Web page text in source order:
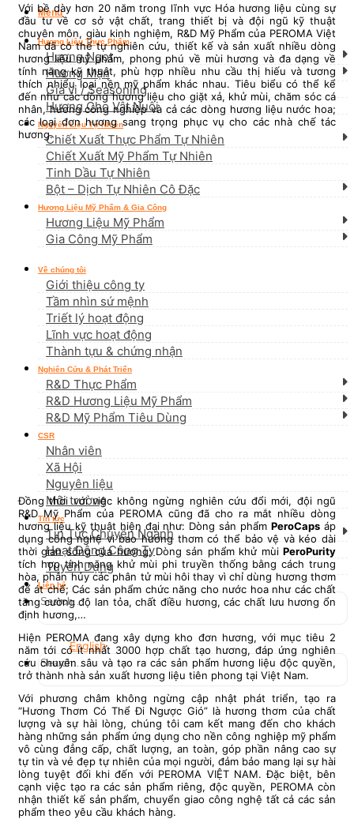
Menu
Hương Liệu Thực Phẩm
Hương Ngọt
Hương Mặn
Gia vị / Seasoning
Hương Cho Vật Nuôi
Nguyên Liệu Tự Nhiên
Chiết Xuất Thực Phẩm Tự Nhiên
Chiết Xuất Mỹ Phẩm Tự Nhiên
Tinh Dầu Tự Nhiên
Bột – Dịch Tự Nhiên Cô Đặc
Hương Liệu Mỹ Phẩm & Gia Công
Hương Liệu Mỹ Phẩm
Gia Công Mỹ Phẩm
Về chúng tôi
Giới thiệu công ty
Tầm nhìn sứ mệnh
Triết lý hoạt động
Lĩnh vực hoạt động
Thành tựu & chứng nhận
Nghiên Cứu & Phát Triển
R&D Thực Phẩm
R&D Hương Liệu Mỹ Phẩm
R&D Mỹ Phẩm Tiêu Dùng
CSR
Nhân viên
Xã Hội
Nguyên liệu
Môi trường
Tin tức
Tin Tức Chuyên Ngành
Hoạt Động Công Ty
Tuyển Dụng
Liên hệ
English
Với bề dày hơn 20 năm trong lĩnh vực Hóa hương liệu cùng sự
đầu tư về cơ sở vật chất, trang thiết bị và đội ngũ kỹ thuật
chuyên môn, giàu kinh nghiệm, R&D Mỹ Phẩm của PEROMA Việt
Nam đã có thể tự nghiên cứu, thiết kế và sản xuất nhiều dòng
hương liệu mỹ phẩm, phong phú về mùi hương và đa dạng về
tính năng kỹ thuật, phù hợp nhiều nhu cầu thị hiếu và tương
thích nhiểu loại nền mỹ phẩm khác nhau. Tiêu biểu có thể kể
đến như các dòng hương liệu cho giặt xả, khử mùi, chăm sóc cá
nhân, hương công nghiệp và cả các dòng hương liệu nước hoa;
các loại đơn hương sang trọng phục vụ cho các nhà chế tác
hương.
Đồng thời với việc không ngừng nghiên cứu đổi mới, đội ngũ
R&D Mỹ Phẩm của PEROMA cũng đã cho ra mắt nhiều dòng
hương liệu kỹ thuật hiện đại như: Dòng sản phẩmPeroCaps áp
dụng công nghệ vi bao hương thơm có thể bảo vệ và kéo dài
thời gian sống của hương; Dòng sản phẩm khử mùi PeroPurity
tích hợp tính năng khử mùi phi truyền thống bằng cách trung
hòa, phân hủy các phân tử mùi hôi thay vì chỉ dùng hương thơm
để át chế; Các sản phẩm chức năng cho nước hoa như các chất
tăng cường độ lan tỏa, chất điều hương, các chất lưu hương ổn
định hương,…
Hiện PEROMA đang xây dựng kho đơn hương, với mục tiêu 2
năm tới có ít nhất 3000 hợp chất tạo hương, đáp ứng nghiên
cứu chuyên sâu và tạo ra các sản phẩm hương liệu độc quyền,
trở thành nhà sản xuất hương liệu tiên phong tại Việt Nam.
Với phương châm không ngừng cập nhật phát triển, tạo ra
“Hương Thơm Có Thể Đi Ngược Gió” là hương thơm của chất
lượng và sự hài lòng, chúng tôi cam kết mang đến cho khách
hàng những sản phẩm ứng dụng cho nền công nghiệp mỹ phẩm
vô cùng đẳng cấp, chất lượng, an toàn, góp phần nâng cao sự
tự tin và vẻ đẹp tự nhiên của mọi người, đảm bảo mang lại sự hài
lòng tuyệt đối khi đến với PEROMA VIỆT NAM. Đặc biệt, bên
cạnh việc tạo ra các sản phẩm riêng, độc quyền, PEROMA còn
nhận thiết kế sản phẩm, chuyển giao công nghệ tất cả các sản
phẩm theo yêu cầu khách hàng.